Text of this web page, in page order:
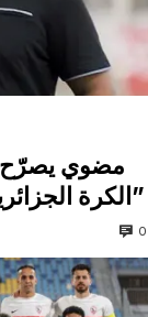
مضوي يصرّح:
الكرة الجزائرية في المسابقات القارية”
0